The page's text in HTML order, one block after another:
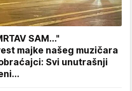
SAM..."
majke našeg muzičara
Svi unutrašnji